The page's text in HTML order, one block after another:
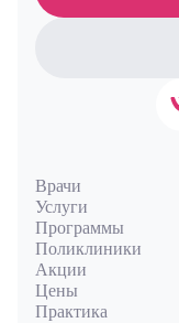
Врачи
Услуги
Программы
Поликлиники
Акции
Цены
Практика